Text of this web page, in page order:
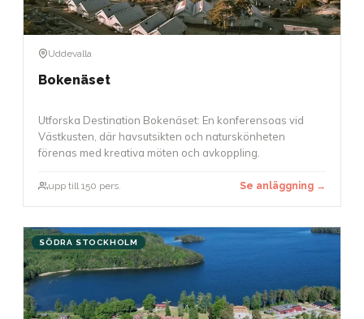
Uddevalla
Bokenäset
Utforska Destination Bokenäset: En konferensoas vid
Västkusten, där havsutsikten och naturskönheten
förenas med kreativa möten och avkoppling.
upp till 150 pers. Se anläggning →
SÖDRA STOCKHOLM